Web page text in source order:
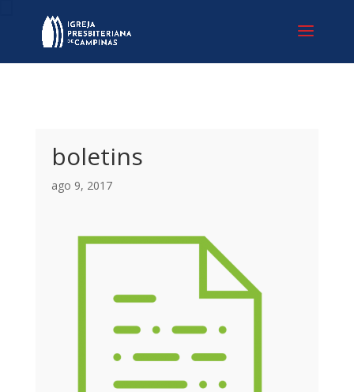
boletins
ago 9, 2017